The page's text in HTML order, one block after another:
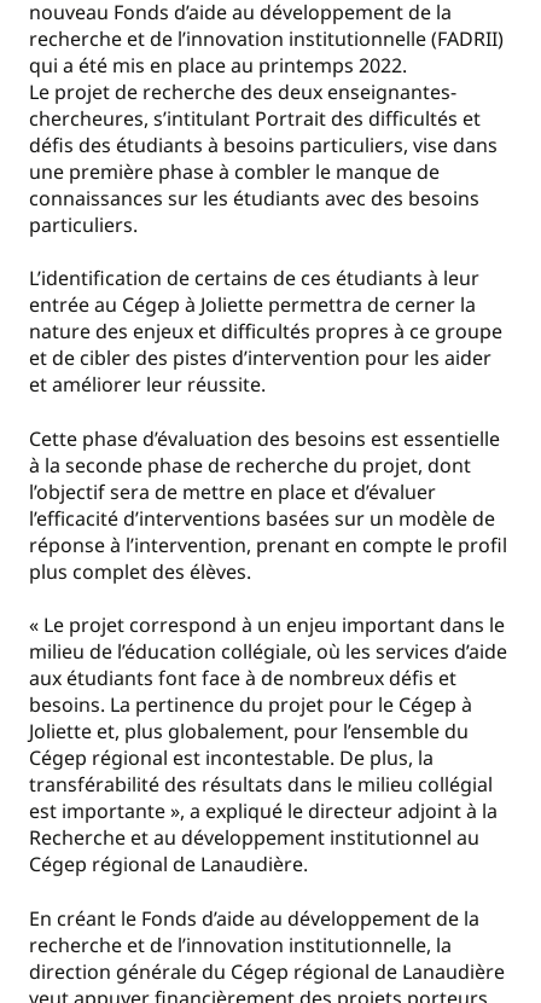
nouveau Fonds d’aide au développement de la
recherche et de l’innovation institutionnelle (FADRII)
qui a été mis en place au printemps 2022.
Le projet de recherche des deux enseignantes-
chercheures, s’intitulant Portrait des difficultés et
défis des étudiants à besoins particuliers, vise dans
une première phase à combler le manque de
connaissances sur les étudiants avec des besoins
particuliers.
L’identification de certains de ces étudiants à leur
entrée au Cégep à Joliette permettra de cerner la
nature des enjeux et difficultés propres à ce groupe
et de cibler des pistes d’intervention pour les aider
et améliorer leur réussite.
Cette phase d’évaluation des besoins est essentielle
à la seconde phase de recherche du projet, dont
l’objectif sera de mettre en place et d’évaluer
l’efficacité d’interventions basées sur un modèle de
réponse à l’intervention, prenant en compte le profil
plus complet des élèves.
« Le projet correspond à un enjeu important dans le
milieu de l’éducation collégiale, où les services d’aide
aux étudiants font face à de nombreux défis et
besoins. La pertinence du projet pour le Cégep à
Joliette et, plus globalement, pour l’ensemble du
Cégep régional est incontestable. De plus, la
transférabilité des résultats dans le milieu collégial
est importante », a expliqué le directeur adjoint à la
Recherche et au développement institutionnel au
Cégep régional de Lanaudière.
En créant le Fonds d’aide au développement de la
recherche et de l’innovation institutionnelle, la
direction générale du Cégep régional de Lanaudière
veut appuyer financièrement des projets porteurs